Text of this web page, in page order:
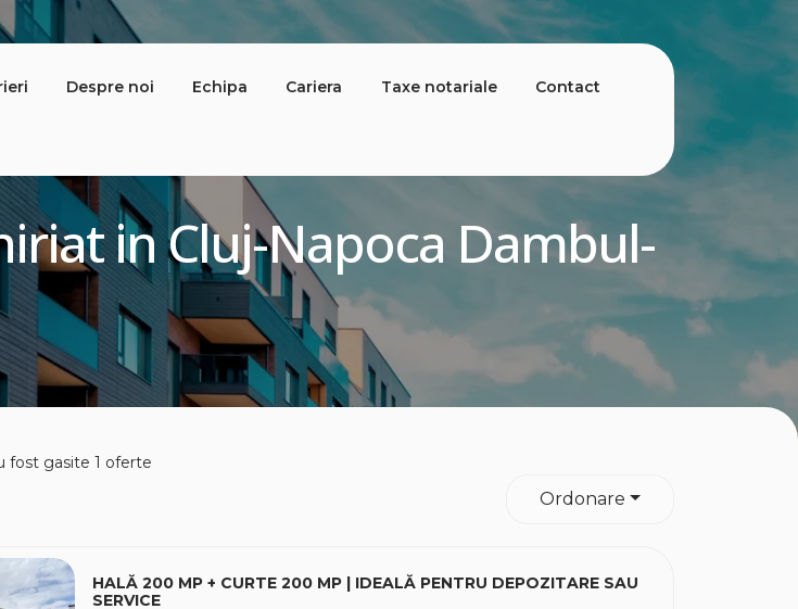
Despre noi Echipa Cariera Taxe notariale Contact
in Cluj-Napoca Dambul-
fost gasite 1 oferte
Ordonare
HALĂ 200 MP + CURTE 200 MP | IDEALĂ PENTRU DEPOZITARE SAU
SERVICE